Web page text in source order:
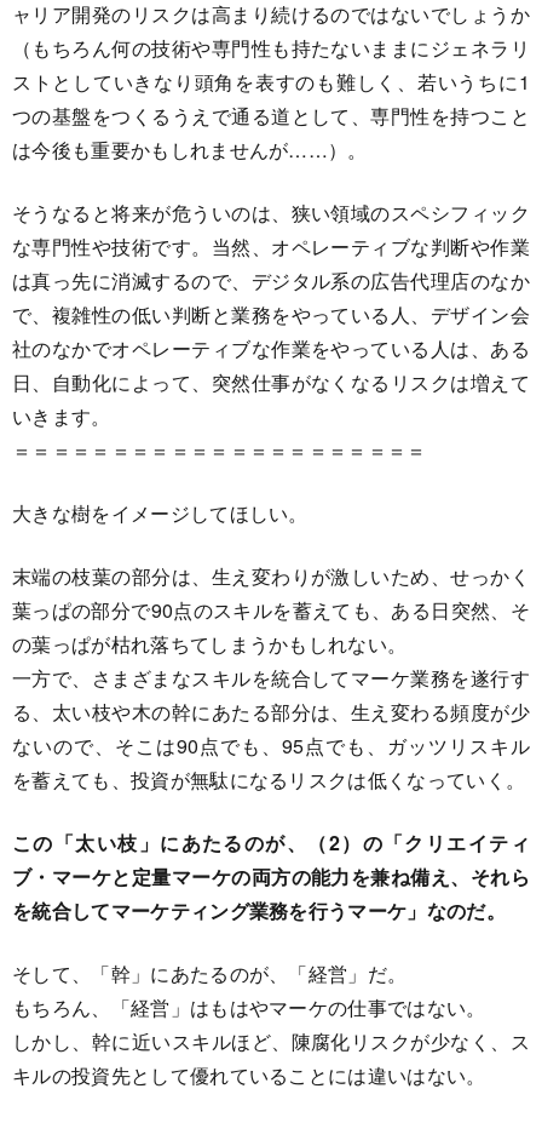
ャリア開発のリスクは高まり続けるのではないでしょうか
（もちろん何の技術や専門性も持たないままにジェネラリ
ストとしていきなり頭角を表すのも難しく、若いうちに1
つの基盤をつくるうえで通る道として、専門性を持つこと
は今後も重要かもしれませんが……）。
そうなると将来が危ういのは、狭い領域のスペシフィック
な専門性や技術です。当然、オペレーティブな判断や作業
は真っ先に消滅するので、デジタル系の広告代理店のなか
で、複雑性の低い判断と業務をやっている人、デザイン会
社のなかでオペレーティブな作業をやっている人は、ある
日、自動化によって、突然仕事がなくなるリスクは増えて
いきます。
＝＝＝＝＝＝＝＝＝＝＝＝＝＝＝＝＝＝＝＝＝
大きな樹をイメージしてほしい。
末端の枝葉の部分は、生え変わりが激しいため、せっかく
葉っぱの部分で90点のスキルを蓄えても、ある日突然、そ
の葉っぱが枯れ落ちてしまうかもしれない。
一方で、さまざまなスキルを統合してマーケ業務を遂行す
る、太い枝や木の幹にあたる部分は、生え変わる頻度が少
ないので、そこは90点でも、95点でも、ガッツリスキル
を蓄えても、投資が無駄になるリスクは低くなっていく。
この「太い枝」にあたるのが、（2）の「クリエイティ
ブ・マーケと定量マーケの両方の能力を兼ね備え、それら
を統合してマーケティング業務を行うマーケ」なのだ。
そして、「幹」にあたるのが、「経営」だ。
もちろん、「経営」はもはやマーケの仕事ではない。
しかし、幹に近いスキルほど、陳腐化リスクが少なく、ス
キルの投資先として優れていることには違いはない。